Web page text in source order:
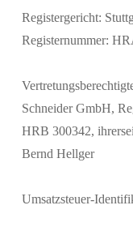
Registergericht:
Registernummer:
Schneider GmbH,
HRB 300342,
Bernd Hellger
Umsatzsteuer-